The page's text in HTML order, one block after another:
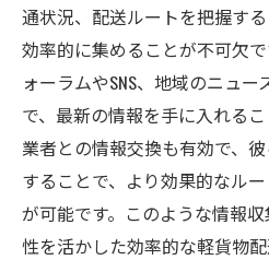
通状況、配送ルートを把握す
効率的に集めることが不可欠
ォーラムやSNS、地域のニュ
で、最新の情報を手に入れる
業者との情報交換も有効で、
することで、より効果的なル
が可能です。このような情報
性を活かした効率的な軽貨物